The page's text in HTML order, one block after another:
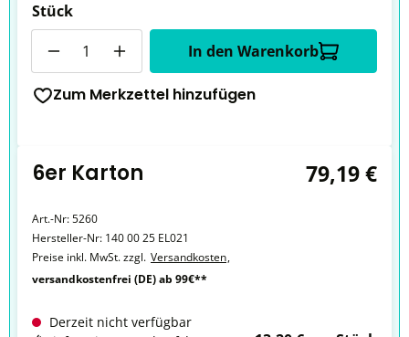
Stück
In den Warenkorb
Zum Merkzettel hinzufügen
6er Karton 79,19 €
Art.-Nr:5260
Hersteller-Nr: 140 00 25 EL021
Preise inkl. MwSt. zzgl. Versandkosten,
versandkostenfrei (DE) ab 99€**
Derzeit nicht verfügbar